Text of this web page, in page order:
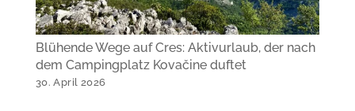
Blühende Wege auf Cres: Aktivurlaub, der nach
dem Campingplatz Kovačine duftet
30. April 2026